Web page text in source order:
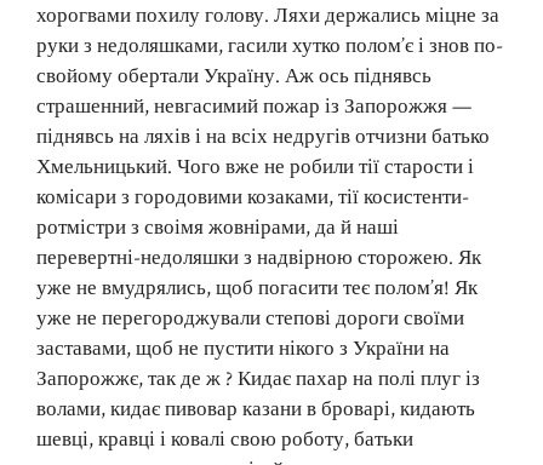
хорогвами похилу голову. Ляхи держались міцне за
руки з недоляшками, гасили хутко полом’є і знов по-
свойому обертали Україну. Аж ось піднявсь
страшенний, невгасимий пожар із Запорожжя —
піднявсь на ляхів і на всіх недругів отчизни батько
Хмельницький. Чого вже не робили тії старости і
комісари з городовими козаками, тії косистенти-
ротмістри з своімя жовнірами, да й наші
перевертні-недоляшки з надвірною сторожею. Як
уже не вмудрялись, щоб погасити теє полом’я! Як
уже не перегороджували степові дороги своїми
заставами, щоб не пустити нікого з України на
Запорожжє, так де ж ? Кидає пахар на полі плуг із
волами, кидає пивовар казани в броварі, кидають
шевці, кравці і ковалі свою роботу, батьки